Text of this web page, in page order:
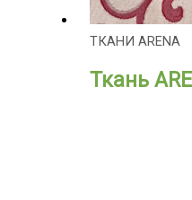
ТКАНИ ARENA
Ткань